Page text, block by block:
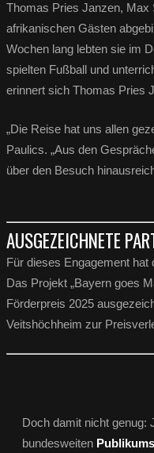
Thomas Pries Janzen, Max
afrikanischen Gästen
Wochen lang lebten sie im
spielten Fußball und
erinnert sich Thomas Pries
„Die Reise hat uns allen
Paulics. „Aus den
über den Besuch
AUSGEZEICHNETE
Für dieses Engagement
Das Projekt „Bayern goes
Förderpreis 2025
Veitshöchheim zur
Doch damit nicht genug:
bundesweiten